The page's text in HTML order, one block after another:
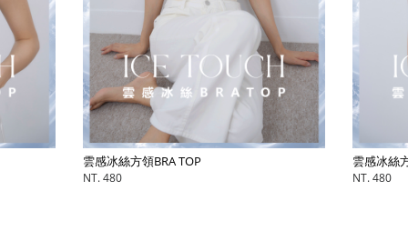
雲感冰絲方領BRA TOP
NT. 480
雲感冰絲
NT. 480